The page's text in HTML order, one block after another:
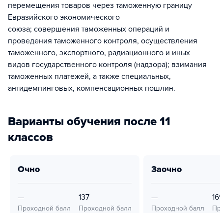
перемещения товаров через таможенную границу
Евразийского экономического
союза; совершения таможенных операций и
проведения таможенного контроля, осуществления
таможенного, экспортного, радиационного и иных
видов государственного контроля (надзора); взимания
таможенных платежей, а также специальных,
антидемпинговых, компенсационных пошлин.
Варианты обучения после 11
классов
очно
—
Проходной балл
137
Проходной балл
заочно
—
Проходной балл